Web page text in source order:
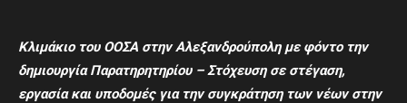
Κλιμάκιο του ΟΟΣΑ στην Αλεξανδρούπολη με φόντο την
δημιουργία Παρατηρητηρίου – Στόχευση σε στέγαση,
εργασία και υποδομές για την συγκράτηση των νέων στην